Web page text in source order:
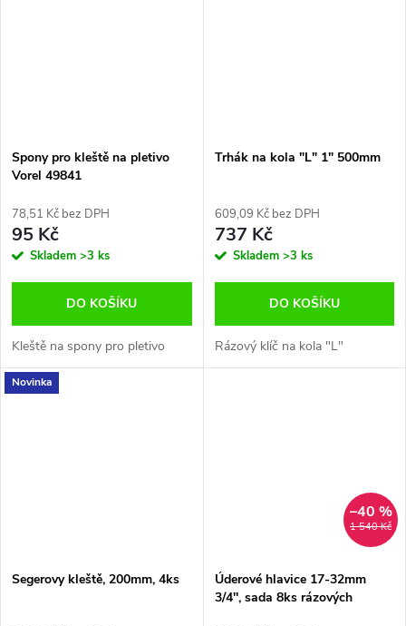
Spony pro kleště na pletivo
Vorel 49841
78,51 Kč bez DPH
95 Kč
Skladem >3 ks
DO KOŠÍKU
Kleště na spony pro pletivo
Trhák na kola "L" 1" 500mm
609,09 Kč bez DPH
737 Kč
Skladem >3 ks
DO KOŠÍKU
Rázový klíč na kola "L"
Novinka
Segerovy kleště, 200mm, 4ks
1 540 Kč
–40 %
Úderové hlavice 17-32mm
3/4'', sada 8ks rázových